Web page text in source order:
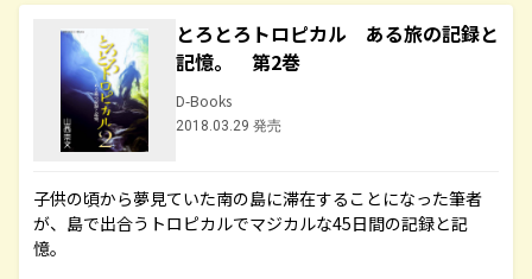
とろとろトロピカル ある旅の記録と
記憶。 第2巻
D-Books
2018.03.29 発売
子供の頃から夢見ていた南の島に滞在することになった筆者
が、島で出合うトロピカルでマジカルな45日間の記録と記
憶。